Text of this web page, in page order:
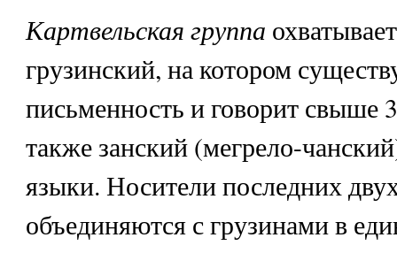
Картвельская группа
грузинский, на котором
письменность и говорит свыше
также занский (мегрело-
языки. Носители последних
объединяются с грузинами в